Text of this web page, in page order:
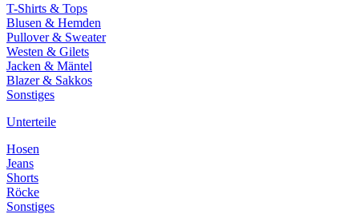
T-Shirts & Tops
Blusen & Hemden
Pullover & Sweater
Westen & Gilets
Jacken & Mäntel
Blazer & Sakkos
Sonstiges
Unterteile
Hosen
Jeans
Shorts
Röcke
Sonstiges